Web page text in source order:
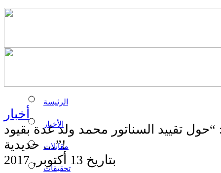
الرئيسة
الأخبار
مقابلات
تحقيقات
أخبار
تقييد السناتور محمد ولد غدة بقيود
حديدية …”!
بتاريخ 13 أكتوبر, 2017